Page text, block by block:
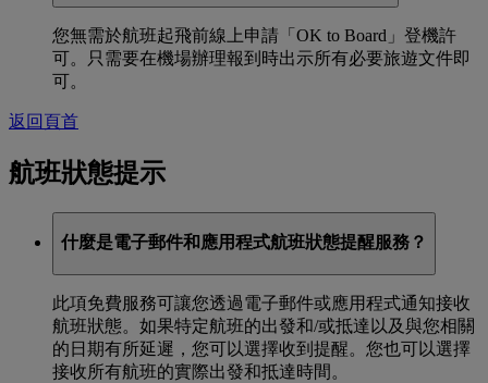
您無需於航班起飛前線上申請「OK to Board」登機許
可。只需要在機場辦理報到時出示所有必要旅遊文件即
可。
返回頁首
航班狀態提示
什麼是電子郵件和應用程式航班狀態提醒服務？
此項免費服務可讓您透過電子郵件或應用程式通知接收
航班狀態。如果特定航班的出發和/或抵達以及與您相關
的日期有所延遲，您可以選擇收到提醒。您也可以選擇
接收所有航班的實際出發和抵達時間。